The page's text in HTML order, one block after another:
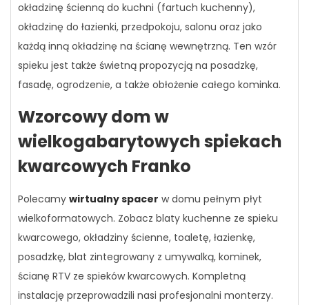
okładzinę ścienną do kuchni (fartuch kuchenny),
okładzinę do łazienki, przedpokoju, salonu oraz jako
każdą inną okładzinę na ścianę wewnętrzną. Ten wzór
spieku jest także świetną propozycją na posadzkę,
fasadę, ogrodzenie, a także obłożenie całego kominka.
Wzorcowy dom w
wielkogabarytowych spiekach
kwarcowych Franko
Polecamy wirtualny spacer w domu pełnym płyt
wielkoformatowych. Zobacz blaty kuchenne ze spieku
kwarcowego, okładziny ścienne, toaletę, łazienkę,
posadzkę, blat zintegrowany z umywalką, kominek,
ścianę RTV ze spieków kwarcowych. Kompletną
instalację przeprowadzili nasi profesjonalni monterzy.